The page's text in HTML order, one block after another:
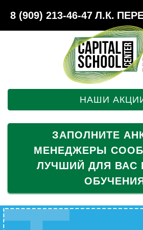
8 (909) 213-46-47 Л.К.
НАШИ
ЗАПОЛНИТЕ
МЕНЕДЖЕРЫ
ЛУЧШИЙ ДЛЯ ВАС